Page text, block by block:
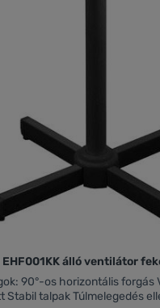
álló ventilátor
Védőrács a
Stabil talpak Túlmelegedés